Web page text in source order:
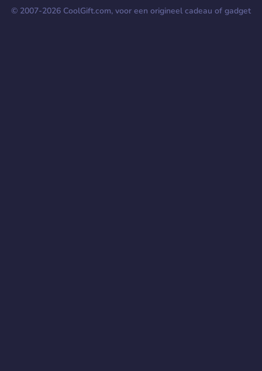
© 2007-2026 CoolGift.com, voor een origineel cadeau of gadget